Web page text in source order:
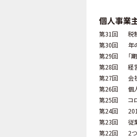
個人事業
第31回 税
第30回
年
第29回
「
第28回
経
第27回
会
第26回
個
第25回
コ
第24回
第23回
従
第22回
2